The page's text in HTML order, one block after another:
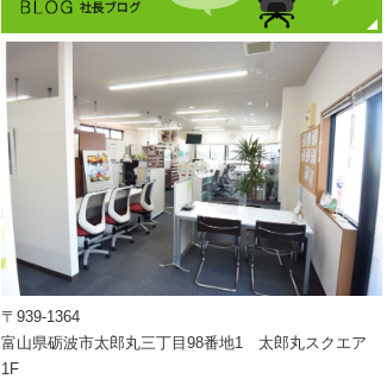
〒939-1364
富山県砺波市太郎丸三丁目98番地1 太郎丸スクエア
1F